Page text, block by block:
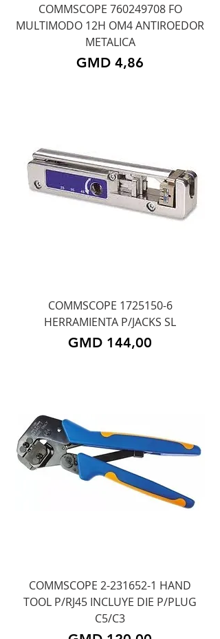
COMMSCOPE 760249708 FO
MULTIMODO 12H OM4 ANTIROEDOR
METALICA
Precio
GMD 4,86
COMMSCOPE 1725150-6
HERRAMIENTA P/JACKS SL
Precio
GMD 144,00
COMMSCOPE 2-231652-1 HAND
TOOL P/RJ45 INCLUYE DIE P/PLUG
C5/C3